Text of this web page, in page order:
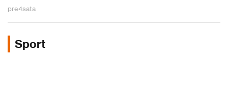
pre4sata
Sport